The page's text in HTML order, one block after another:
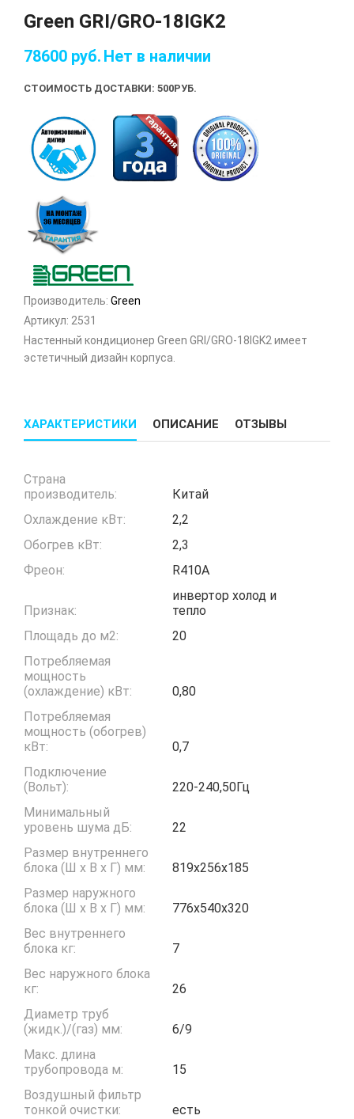
Green GRI/GRO-18IGK2
78600 руб. Нет в наличии
СТОИМОСТЬ ДОСТАВКИ: 500РУБ.
Производитель: Green
Артикул: 2531
Настенный кондиционер Green GRI/GRO-18IGK2 имеет
эстетичный дизайн корпуса.
ХАРАКТЕРИСТИКИ ОПИСАНИЕ ОТЗЫВЫ
Страна
производитель:
Китай
Охлаждение кВт:
2,2
Обогрев кВт:
2,3
Фреон:
R410A
Признак:
инвертор холод и
тепло
Площадь до м2:
20
Потребляемая
мощность
(охлаждение) кВт:
0,80
Потребляемая
мощность (обогрев)
кВт:
0,7
Подключение
(Вольт):
220-240,50Гц
Минимальный
уровень шума дБ:
22
Размер внутреннего
блока (Ш x В x Г) мм:
819х256х185
Размер наружного
блока (Ш x В x Г) мм:
776х540х320
Вес внутреннего
блока кг:
7
Вес наружного блока
кг:
26
Диаметр труб
(жидк.)/(газ) мм:
6/9
Макс. длина
трубопровода м:
15
Воздушный фильтр
тонкой очистки:
есть